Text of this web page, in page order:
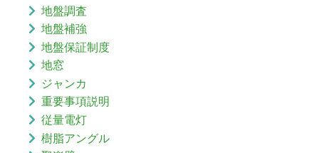
地盤調査
地盤補強
地盤保証制度
地窓
ジャンカ
重要事項説明
従量電灯
樹脂アングル